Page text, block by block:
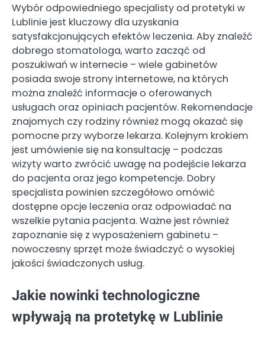
Wybór odpowiedniego specjalisty od protetyki w
Lublinie jest kluczowy dla uzyskania
satysfakcjonujących efektów leczenia. Aby znaleźć
dobrego stomatologa, warto zacząć od
poszukiwań w internecie – wiele gabinetów
posiada swoje strony internetowe, na których
można znaleźć informacje o oferowanych
usługach oraz opiniach pacjentów. Rekomendacje
znajomych czy rodziny również mogą okazać się
pomocne przy wyborze lekarza. Kolejnym krokiem
jest umówienie się na konsultację – podczas
wizyty warto zwrócić uwagę na podejście lekarza
do pacjenta oraz jego kompetencje. Dobry
specjalista powinien szczegółowo omówić
dostępne opcje leczenia oraz odpowiadać na
wszelkie pytania pacjenta. Ważne jest również
zapoznanie się z wyposażeniem gabinetu –
nowoczesny sprzęt może świadczyć o wysokiej
jakości świadczonych usług.
Jakie nowinki technologiczne
wpływają na protetykę w Lublinie